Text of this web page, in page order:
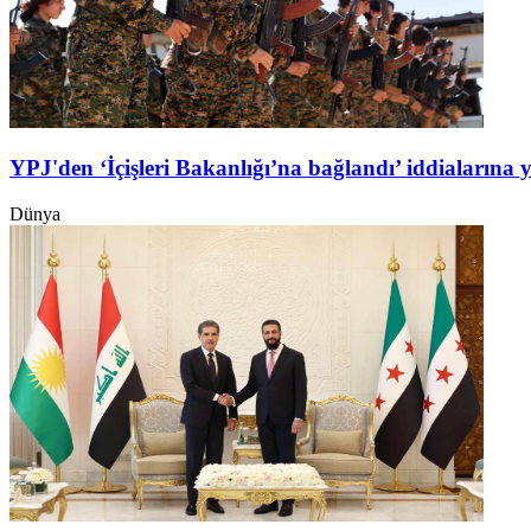
YPJ'den ‘İçişleri Bakanlığı’na bağlandı’ iddialarına
Dünya